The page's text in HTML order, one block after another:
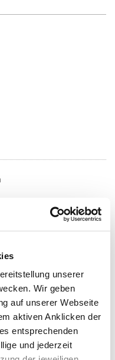
unserer
Wir geben
auf unserer Webseite
aktiven Anklicken der
entsprechenden
und jederzeit